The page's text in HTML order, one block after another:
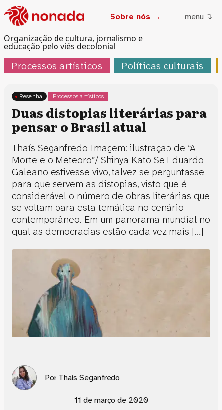
Organização de cultura, jornalismo e
educação pelo viés decolonial
Sobre nós → menu ↴
Processos artísticos Políticas culturais
Processos artísticos
Resenha
Duas distopias literárias para
pensar o Brasil atual
Thaís Seganfredo Imagem: ilustração de “A
Morte e o Meteoro”/ Shinya Kato Se Eduardo
Galeano estivesse vivo, talvez se perguntasse
para que servem as distopias, visto que é
considerável o número de obras literárias que
se voltam para esta temática no cenário
contemporâneo. Em um panorama mundial no
qual as democracias estão cada vez mais […]
Por Thais Seganfredo
11 de março de 2020